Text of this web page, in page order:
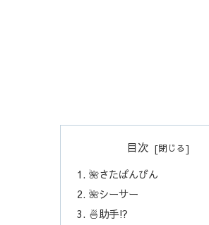
目次
🌺さたぱんびん
🌺シーサー
🍜助手⁉︎